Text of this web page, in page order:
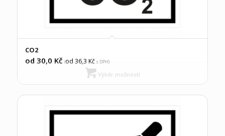
CO2
od 30,0 Kč (od 36,3 Kčs DPH)
Výběr možností